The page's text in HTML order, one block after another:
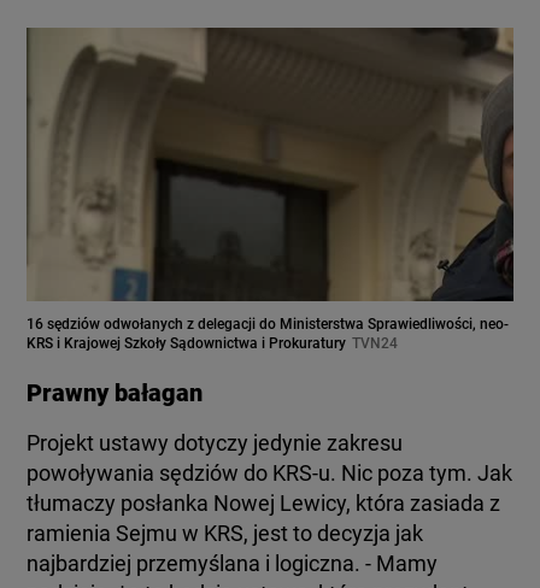
16 sędziów odwołanych z delegacji do Ministerstwa Sprawiedliwości, neo-
KRS i Krajowej Szkoły Sądownictwa i Prokuratury TVN24
Prawny bałagan
Projekt ustawy dotyczy jedynie zakresu
powoływania sędziów do KRS-u. Nic poza tym. Jak
tłumaczy posłanka Nowej Lewicy, która zasiada z
ramienia Sejmu w KRS, jest to decyzja jak
najbardziej przemyślana i logiczna. - Mamy